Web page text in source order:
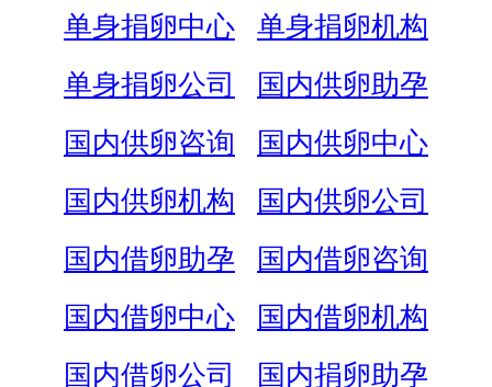
单身捐卵中心
单身捐卵机构
单身捐卵公司
国内供卵助孕
国内供卵咨询
国内供卵中心
国内供卵机构
国内供卵公司
国内借卵助孕
国内借卵咨询
国内借卵中心
国内借卵机构
国内借卵公司
国内捐卵助孕